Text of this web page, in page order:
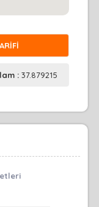
: 37.879215